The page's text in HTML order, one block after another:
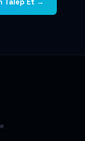
Talep Et →